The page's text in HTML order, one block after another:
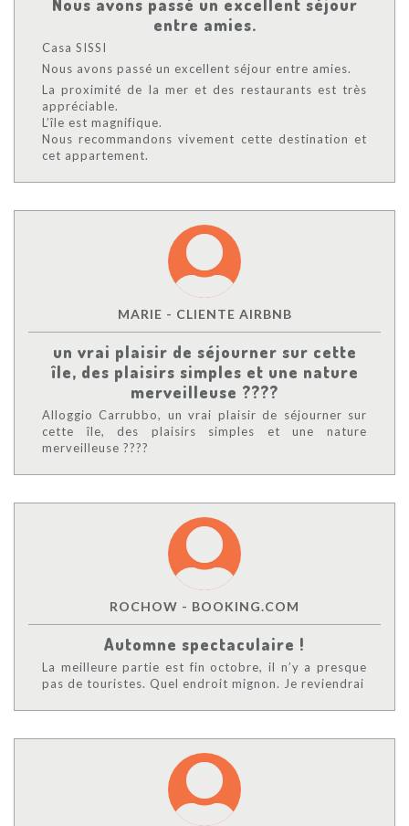
Nous avons passé un excellent séjour
entre amies.
Casa SISSI
Nous avons passé un excellent séjour entre amies.
La proximité de la mer et des restaurants est très
appréciable.
L’île est magnifique.
Nous recommandons vivement cette destination et
cet appartement.
MARIE - CLIENTE AIRBNB
un vrai plaisir de séjourner sur cette
île, des plaisirs simples et une nature
merveilleuse ????
Alloggio Carrubbo, un vrai plaisir de séjourner sur
cette île, des plaisirs simples et une nature
merveilleuse ????
ROCHOW - BOOKING.COM
Automne spectaculaire !
La meilleure partie est fin octobre, il n’y a presque
pas de touristes. Quel endroit mignon. Je reviendrai